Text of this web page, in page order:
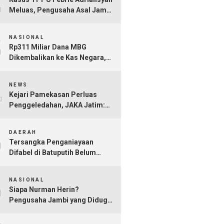
Meluas, Pengusaha Asal Jambi
NASIONAL
Rp311 Miliar Dana MBG
Dikembalikan ke Kas Negara,
NEWS
Kejari Pamekasan Perluas
Penggeledahan, JAKA Jatim:
DAERAH
Tersangka Penganiayaan
Difabel di Batuputih Belum
NASIONAL
Siapa Nurman Herin?
Pengusaha Jambi yang Diduga